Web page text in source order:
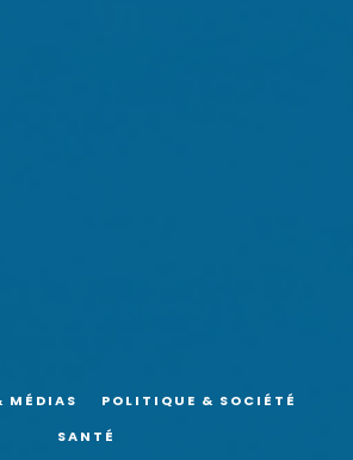
MÉDIAS
POLITIQUE & SOCIÉTÉ
SANTÉ